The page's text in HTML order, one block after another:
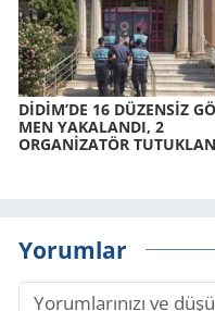
DİDİM’DE 16 DÜ­ZENSİZ
MEN YA­KA­LAN­DI, 2
ORGANİZATÖR
Yorumlar